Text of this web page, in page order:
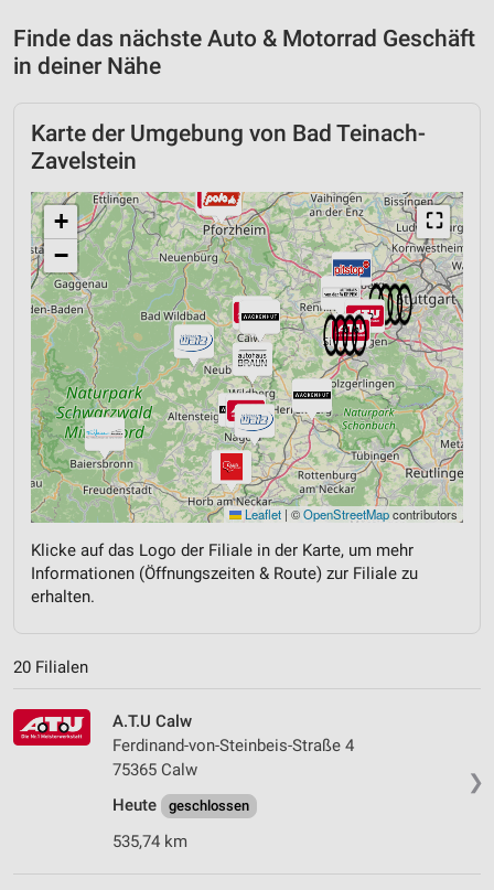
Finde das nächste Auto & Motorrad Geschäft
in deiner Nähe
Karte der Umgebung von Bad Teinach-
Zavelstein
⛶
+
−
Leaflet | ©OpenStreetMapcontributors
Klicke auf das Logo der Filiale in der Karte, um mehr
Informationen (Öffnungszeiten & Route) zur Filiale zu
erhalten.
20 Filialen
❯
A.T.U Calw
Ferdinand-von-Steinbeis-Straße 4
75365 Calw
Heute
geschlossen
535,74 km